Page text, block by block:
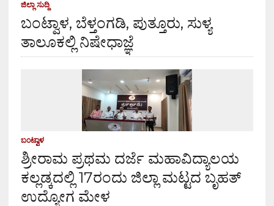
ಜಿಲ್ಲಾ ಸುದ್ದಿ
ಬಂಟ್ವಾಳ, ಬೆಳ್ತಂಗಡಿ, ಪುತ್ತೂರು, ಸುಳ್ಯ
ತಾಲೂಕಲ್ಲಿ ನಿಷೇಧಾಜ್ಞೆ
ಬಂಟ್ವಾಳ
ಶ್ರೀರಾಮ ಪ್ರಥಮ ದರ್ಜೆ ಮಹಾವಿದ್ಯಾಲಯ
ಕಲ್ಲಡ್ಕದಲ್ಲಿ 17ರಂದು ಜಿಲ್ಲಾ ಮಟ್ಟದ ಬೃಹತ್
ಉದ್ಯೋಗ ಮೇಳ